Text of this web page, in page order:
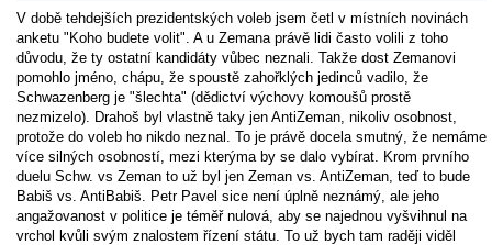
V době tehdejších prezidentských voleb jsem četl v místních novinách
anketu "Koho budete volit". A u Zemana právě lidi často volili z toho
důvodu, že ty ostatní kandidáty vůbec neznali. Takže dost Zemanovi
pomohlo jméno, chápu, že spoustě zahořklých jedinců vadilo, že
Schwazenberg je "šlechta" (dědictví výchovy komoušů prostě
nezmizelo). Drahoš byl vlastně taky jen AntiZeman, nikoliv osobnost,
protože do voleb ho nikdo neznal. To je právě docela smutný, že nemáme
více silných osobností, mezi kterýma by se dalo vybírat. Krom prvního
duelu Schw. vs Zeman to už byl jen Zeman vs. AntiZeman, teď to bude
Babiš vs. AntiBabiš. Petr Pavel sice není úplně neznámý, ale jeho
angažovanost v politice je téměř nulová, aby se najednou vyšvihnul na
vrchol kvůli svým znalostem řízení státu. To už bych tam raději viděl